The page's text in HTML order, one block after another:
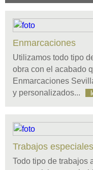
Enmarcaciones
Utilizamos todo tipo
obra con el acabado
Enmarcaciones
y personalizados...
Trabajos especiales
Todo tipo de trabajos